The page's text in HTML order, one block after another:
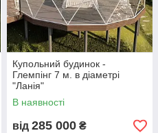
Купольний будинок -
Глемпінг 7 м. в діаметрі
"Ланія"
В наявності
від 285 000 ₴